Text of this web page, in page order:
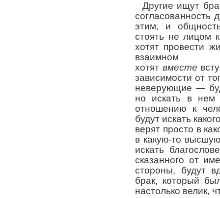
Другие ищут
согласованность
этим, и
стоять не лицом
хотят провести
взаимном
хотят вместе
зависимости от
неверующие —
но искать в нем
отношению к
будут искать
верят просто в
в какую-то
искать
сказанного от
стороны, будут
брак, который
настолько велик,